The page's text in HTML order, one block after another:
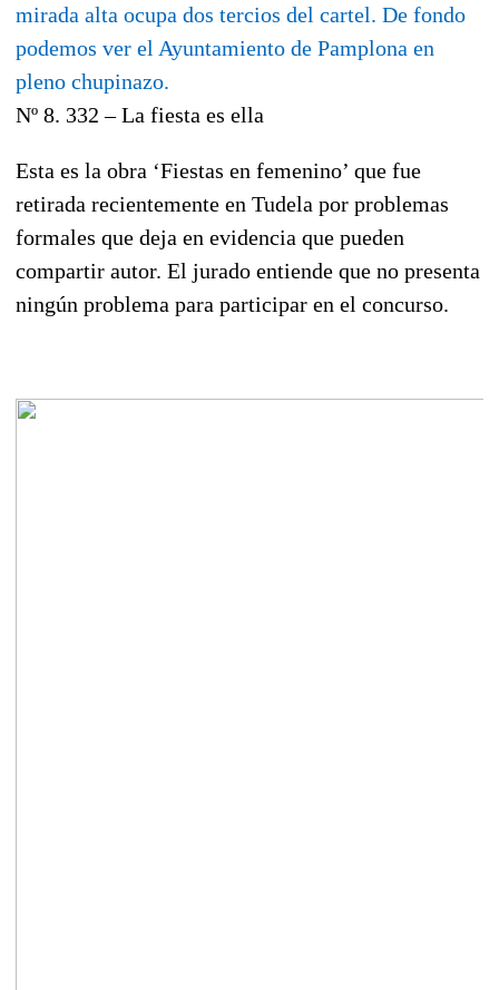
Nº 8. 332 – La fiesta es ella
Esta es la obra ‘Fiestas en femenino’ que fue
retirada recientemente en Tudela por problemas
formales que deja en evidencia que pueden
compartir autor. El jurado entiende que no presenta
ningún problema para participar en el concurso.